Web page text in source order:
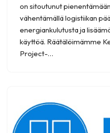
on sitoutunut
vähentämällä logistiikan
energiankulutusta ja
käyttöä. Räätälöimämme
Project-…